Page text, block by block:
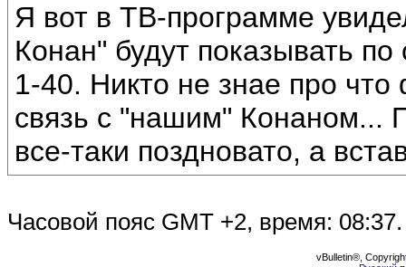
Я вот в ТВ-программе
Конан" будут показывать
1-40. Никто не знае про
связь с "нашим" Конаном...
все-таки поздновато, а
Часовой пояс GMT +2, время: 08:37.
vBulletin®,